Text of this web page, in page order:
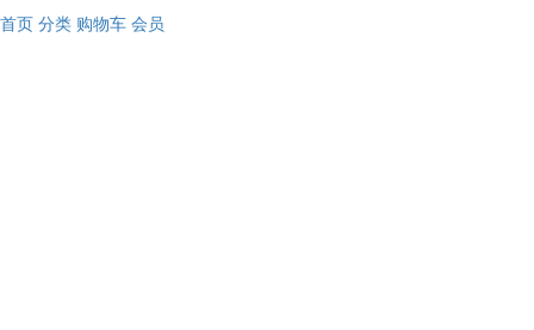
首页 分类 购物车 会员